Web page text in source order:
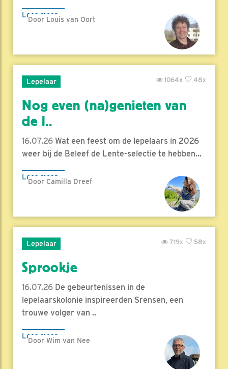
Lees meer
Door Louis van Oort
Lepelaar 48x
1064x
Nog even (na)genieten van
de l..
16.07.26 Wat een feest om de lepelaars in 2026
weer bij de Beleef de Lente-selectie te hebben...
Lees meer
Door Camilla Dreef
Lepelaar 58x
719x
Sprookje
16.07.26 De gebeurtenissen in de
lepelaarskolonie inspireerden Srensen, een
trouwe volger van ..
Lees meer
Door Wim van Nee